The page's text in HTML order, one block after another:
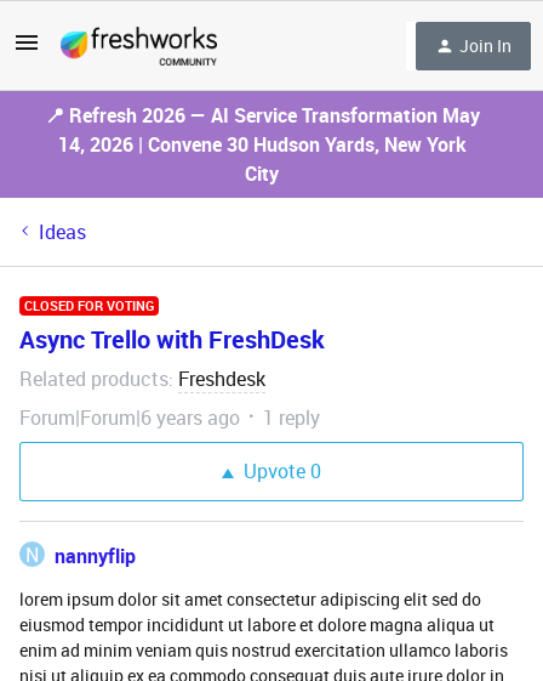
Join In
📍 Refresh 2026 — AI Service Transformation May
14, 2026 | Convene 30 Hudson Yards, New York
City
Ideas
CLOSED FOR VOTING
Async Trello with FreshDesk
Related products: Freshdesk
Forum|Forum|6 years ago
1 reply
Upvote0
N nannyflip
lorem ipsum dolor sit amet consectetur adipiscing elit sed do
eiusmod tempor incididunt ut labore et dolore magna aliqua ut
enim ad minim veniam quis nostrud exercitation ullamco laboris
nisi ut aliquip ex ea commodo consequat duis aute irure dolor in